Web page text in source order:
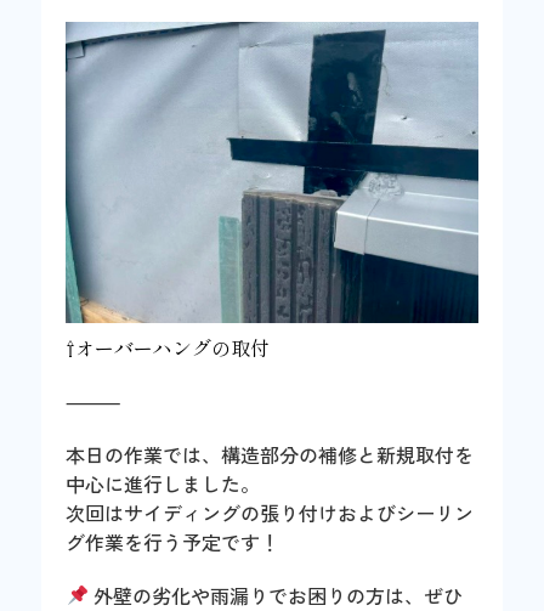
⇧オーバーハングの取付
⸻
本日の作業では、構造部分の補修と新規取付を
中心に進行しました。
次回はサイディングの張り付けおよびシーリン
グ作業を行う予定です！
外壁の劣化や雨漏りでお困りの方は、ぜひ